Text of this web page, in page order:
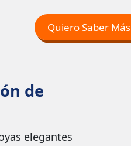
Quiero Saber Más
de
elegantes